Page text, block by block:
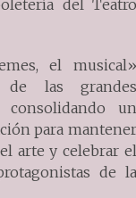
del Teatro
el musical»
las grandes
consolidando un
para mantener
arte y celebrar el
de la